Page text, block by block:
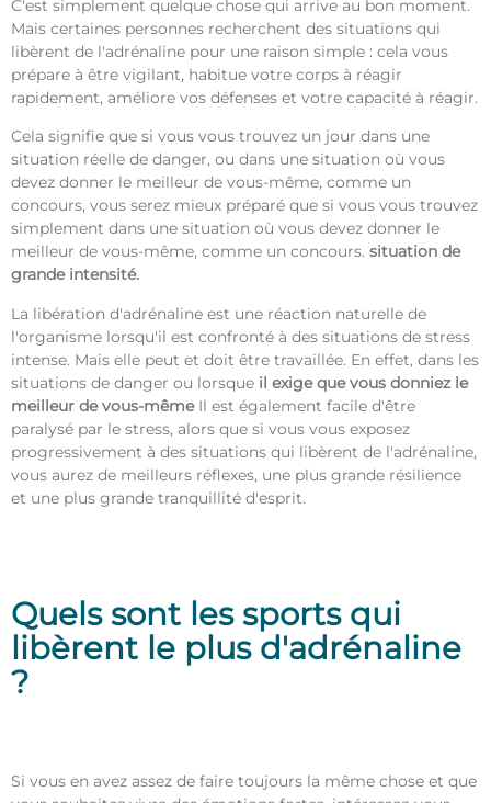
C'est simplement quelque chose qui arrive au bon moment.
Mais certaines personnes recherchent des situations qui
libèrent de l'adrénaline pour une raison simple : cela vous
prépare à être vigilant, habitue votre corps à réagir
rapidement, améliore vos défenses et votre capacité à réagir.
Cela signifie que si vous vous trouvez un jour dans une
situation réelle de danger, ou dans une situation où vous
devez donner le meilleur de vous-même, comme un
concours, vous serez mieux préparé que si vous vous trouvez
simplement dans une situation où vous devez donner le
meilleur de vous-même, comme un concours. situation de
grande intensité.
La libération d'adrénaline est une réaction naturelle de
l'organisme lorsqu'il est confronté à des situations de stress
intense. Mais elle peut et doit être travaillée. En effet, dans les
situations de danger ou lorsque il exige que vous donniez le
meilleur de vous-mêmeIl est également facile d'être
paralysé par le stress, alors que si vous vous exposez
progressivement à des situations qui libèrent de l'adrénaline,
vous aurez de meilleurs réflexes, une plus grande résilience
et une plus grande tranquillité d'esprit.
Quels sont les sports qui
libèrent le plus d'adrénaline
?
Si vous en avez assez de faire toujours la même chose et que